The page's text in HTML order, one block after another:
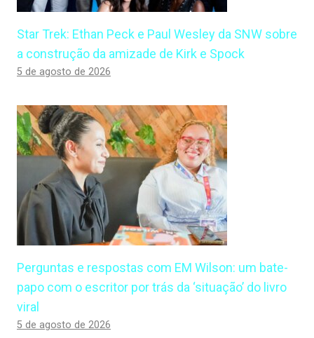
Star Trek: Ethan Peck e Paul Wesley da SNW sobre
a construção da amizade de Kirk e Spock
5 de agosto de 2026
Perguntas e respostas com EM Wilson: um bate-
papo com o escritor por trás da ‘situação’ do livro
viral
5 de agosto de 2026